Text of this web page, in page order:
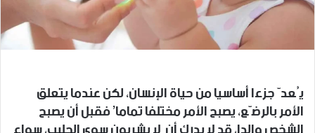
يُعدّ جزءا أساسيا من حياة الإنسان، لكن عندما يتعلق
الأمر بالرضّع، يصبح الأمر مختلفا تماما’ فقبل أن يصبح